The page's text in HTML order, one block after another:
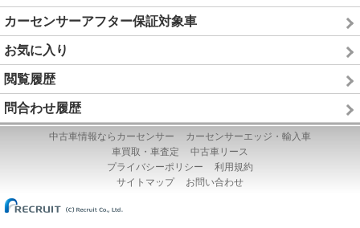
カーセンサーアフター保証対象車
お気に入り
閲覧履歴
問合わせ履歴
中古車情報ならカーセンサー
カーセンサーエッジ・輸入車
車買取・車査定
中古車リース
プライバシーポリシー
利用規約
サイトマップ
お問い合わせ